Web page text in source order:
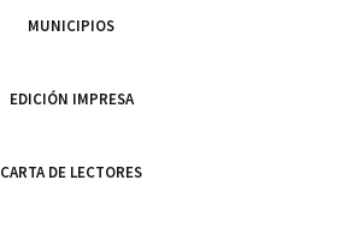
MUNICIPIOS
EDICIÓN IMPRESA
CARTA DE LECTORES